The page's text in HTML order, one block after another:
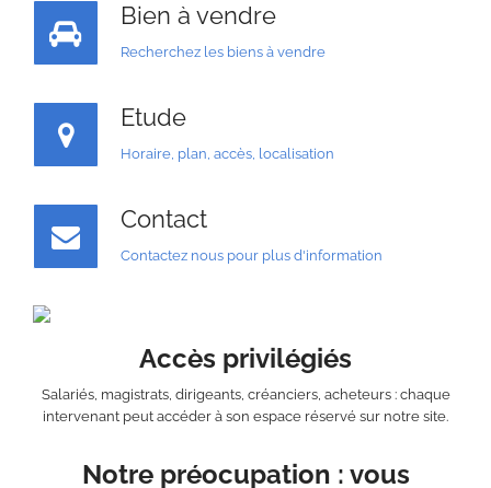
Bien à vendre
Recherchez les biens à vendre
Etude
Horaire, plan, accès, localisation
Contact
Contactez nous pour plus d'information
Accès privilégiés
Salariés, magistrats, dirigeants, créanciers, acheteurs : chaque
intervenant peut accéder à son espace réservé sur notre site.
Notre préocupation : vous